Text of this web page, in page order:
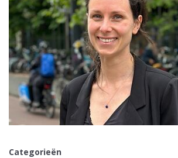
Categorieën